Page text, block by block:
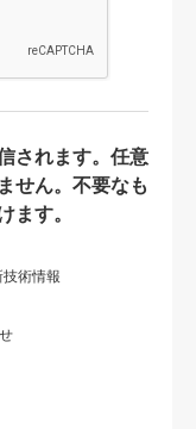
されます。任意
せん。不要なも
す。
術情報